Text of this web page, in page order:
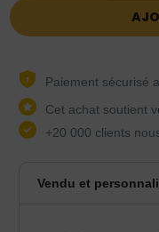
Paiement sécurisé
Cet achat soutient
+20 000 clients
Vendu et